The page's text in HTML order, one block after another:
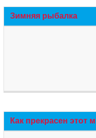
Зимняя рыбалка
Как прекрасен этот